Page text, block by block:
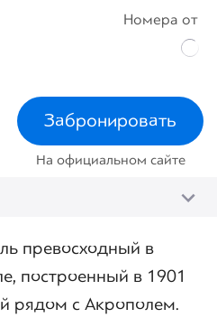
Номера от
Забронировать
На официальном сайте
превосходный в
построенный в 1901
рядом с Акрополем.